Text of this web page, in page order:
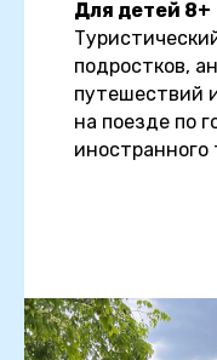
Для детей 8+
подростков,
путешествий
на поезде по
иностранного